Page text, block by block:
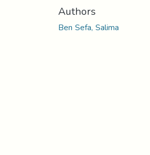
Authors
Ben Sefa, Salima